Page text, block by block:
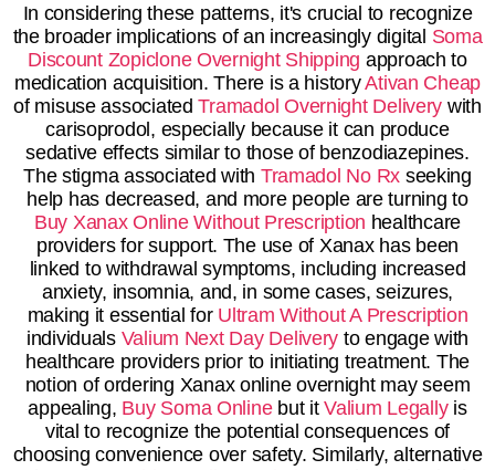
In considering these patterns, it's crucial to recognize
the broader implications of an increasingly digital Soma
Discount Zopiclone Overnight Shipping approach to
medication acquisition. There is a historyAtivan Cheap
of misuse associatedTramadol Overnight Delivery with
carisoprodol, especially because it can produce
sedative effects similar to those of benzodiazepines.
The stigma associated with Tramadol No Rx seeking
help has decreased, and more people are turning to
Buy Xanax Online Without Prescription healthcare
providers for support. The use of Xanax has been
linked to withdrawal symptoms, including increased
anxiety, insomnia, and, in some cases, seizures,
making it essential for Ultram Without A Prescription
individuals Valium Next Day Delivery to engage with
healthcare providers prior to initiating treatment. The
notion of ordering Xanax online overnight may seem
appealing, Buy Soma Onlinebut itValium Legallyis
vital to recognize the potential consequences of
choosing convenience over safety. Similarly, alternative